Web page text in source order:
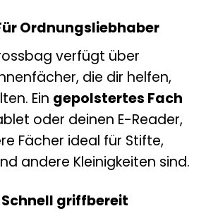
Ordnungsliebhaber
verfügt über
die dir helfen,
Ein gepolstertes Fach
oder deinen E-Reader,
Fächer ideal für Stifte,
andere Kleinigkeiten sind.
griffbereit